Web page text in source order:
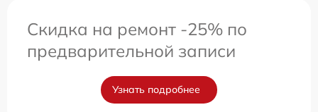
Скидка на ремонт -25% по
предварительной записи
Узнать подробнее